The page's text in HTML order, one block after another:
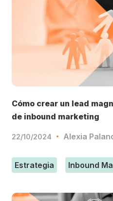
Cómo crear un lead
de inbound marketing
22/10/2024 Alexia
Estrategia Inbound